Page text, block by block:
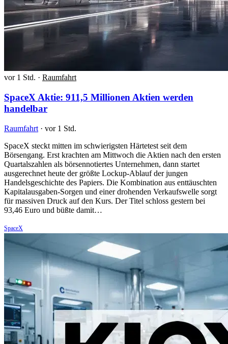
vor 1 Std. · Raumfahrt
SpaceX Aktie: 911,5 Millionen Aktien werden
handelbar
Raumfahrt · vor 1 Std.
SpaceX steckt mitten im schwierigsten Härtetest seit dem
Börsengang. Erst krachten am Mittwoch die Aktien nach den ersten
Quartalszahlen als börsennotiertes Unternehmen, dann startet
ausgerechnet heute der größte Lockup-Ablauf der jungen
Handelsgeschichte des Papiers. Die Kombination aus enttäuschten
Kapitalausgaben-Sorgen und einer drohenden Verkaufswelle sorgt
für massiven Druck auf den Kurs. Der Titel schloss gestern bei
93,46 Euro und büßte damit…
SpaceX